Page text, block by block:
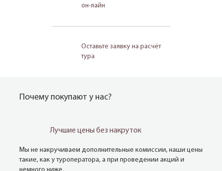
он-лайн
Оставьте заявку на расчёт
тура
Почему покупают у нас?
Лучшие цены без накруток
Мы не накручиваем дополнительные комиссии, наши цены
такие, как у туроператора, а при проведении акций и